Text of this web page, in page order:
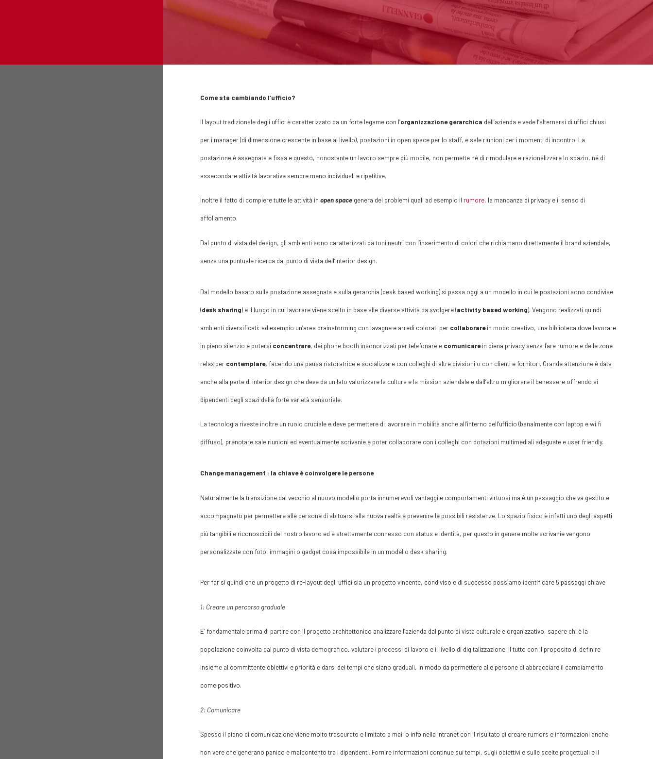
Come sta cambiando l’ufficio?
Il layout tradizionale degli uffici è caratterizzato da un forte legame con l’organizzazione gerarchica dell’azienda e vede l’alternarsi di uffici chiusi
per i manager (di dimensione crescente in base al livello), postazioni in open space per lo staff, e sale riunioni per i momenti di incontro. La
postazione è assegnata e fissa e questo, nonostante un lavoro sempre più mobile, non permette né di rimodulare e razionalizzare lo spazio, né di
assecondare attività lavorative sempre meno individuali e ripetitive.
Inoltre il fatto di compiere tutte le attività in open spacegenera dei problemi quali ad esempio il rumore, la mancanza di privacy e il senso di
affollamento.
Dal punto di vista del design, gli ambienti sono caratterizzati da toni neutri con l’inserimento di colori che richiamano direttamente il brand aziendale,
senza una puntuale ricerca dal punto di vista dell’interior design.
Dal modello basato sulla postazione assegnata e sulla gerarchia (desk based working) si passa oggi a un modello in cui le postazioni sono condivise
(desk sharing) e il luogo in cui lavorare viene scelto in base alle diverse attività da svolgere (activity based working). Vengono realizzati quindi
ambienti diversificati: ad esempio un’area brainstorming con lavagne e arredi colorati per collaborarein modo creativo, una biblioteca dove lavorare
in pieno silenzio e potersi concentrare, dei phone booth insonorizzati per telefonare e comunicarein piena privacy senza fare rumore e delle zone
relax per contemplare, facendo una pausa ristoratrice e socializzare con colleghi di altre divisioni o con clienti e fornitori. Grande attenzione è data
anche alla parte di interior design che deve da un lato valorizzare la cultura e la mission aziendale e dall’altro migliorare il benessere offrendo ai
dipendenti degli spazi dalla forte varietà sensoriale.
La tecnologia riveste inoltre un ruolo cruciale e deve permettere di lavorare in mobilità anche all’interno dell’ufficio (banalmente con laptop e wi.fi
diffuso), prenotare sale riunioni ed eventualmente scrivanie e poter collaborare con i colleghi con dotazioni multimediali adeguate e user friendly.
Change management : la chiave è coinvolgere le persone
Naturalmente la transizione dal vecchio al nuovo modello porta innumerevoli vantaggi e comportamenti virtuosi ma è un passaggio che va gestito e
accompagnato per permettere alle persone di abituarsi alla nuova realtà e prevenire le possibili resistenze. Lo spazio fisico è infatti uno degli aspetti
più tangibili e riconoscibili del nostro lavoro ed è strettamente connesso con status e identità, per questo in genere molte scrivanie vengono
personalizzate con foto, immagini o gadget cosa impossibile in un modello desk sharing.
Per far sì quindi che un progetto di re-layout degli uffici sia un progetto vincente, condiviso e di successo possiamo identificare 5 passaggi chiave
1: Creare un percorso graduale
E’ fondamentale prima di partire con il progetto architettonico analizzare l’azienda dal punto di vista culturale e organizzativo, sapere chi è la
popolazione coinvolta dal punto di vista demografico, valutare i processi di lavoro e il livello di digitalizzazione. Il tutto con il proposito di definire
insieme al committente obiettivi e priorità e darsi dei tempi che siano graduali, in modo da permettere alle persone di abbracciare il cambiamento
come positivo.
2: Comunicare
Spesso il piano di comunicazione viene molto trascurato e limitato a mail o info nella intranet con il risultato di creare rumors e informazioni anche
non vere che generano panico e malcontento tra i dipendenti. Fornire informazioni continue sui tempi, sugli obiettivi e sulle scelte progettuali è il